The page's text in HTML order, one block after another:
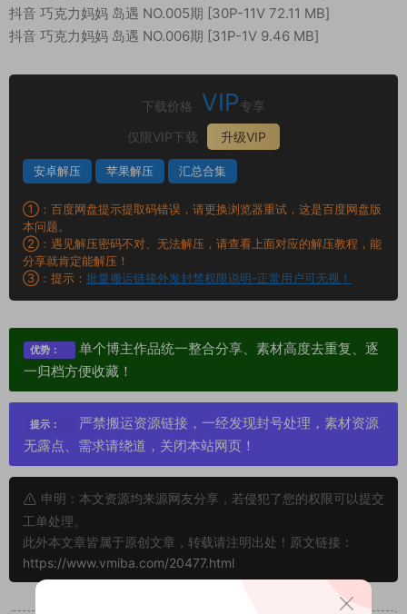
抖音 巧克力妈妈 岛遇 NO.005期 [30P-11V 72.11 MB]
抖音 巧克力妈妈 岛遇 NO.006期 [31P-1V 9.46 MB]
下载价格 VIP 专享
仅限VIP下载
升级VIP
安卓解压 苹果解压 汇总合集
①：百度网盘提示提取码错误，请更换浏览器重试，这是百度网盘版
本问题。
②：遇见解压密码不对、无法解压，请查看上面对应的解压教程，能
分享就肯定能解压！
③：提示： 批量搬运链接外发封禁权限说明-正常用户可无视！
优势：
单个博主作品统一整合分享、素材高度去重复、逐
一归档方便收藏！
提示：
严禁搬运资源链接，一经发现封号处理，素材资源
无露点、需求请绕道，关闭本站网页！
申明：本文资源均来源网友分享，若侵犯了您的权限可以提交
工单处理。
此外本文章皆属于原创文章，转载请注明出处！原文链接：
https://www.vmiba.com/20477.html